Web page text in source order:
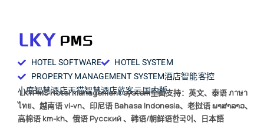
HOTEL SOFTWARE
HOTEL SYSTEM
PROPERTY MANAGEMENT SYSTEM酒店智能客控
小度智慧酒店天猫智慧酒店蓝客云国内版
LKYPMS Hotel management system全面支持：英文、泰语 ภาษา
ไทย、越南语 vi-vn、印尼语 Bahasa Indonesia、老挝语 ພາສາລາວ、
高棉语 km-kh、俄语 Русский 、韩语/朝鲜语한국어、日本語